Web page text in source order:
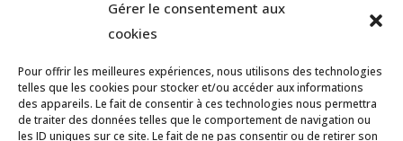
Gérer le consentement aux
cookies
Pour offrir les meilleures expériences, nous utilisons des technologies
telles que les cookies pour stocker et/ou accéder aux informations
des appareils. Le fait de consentir à ces technologies nous permettra
de traiter des données telles que le comportement de navigation ou
les ID uniques sur ce site. Le fait de ne pas consentir ou de retirer son
Reconnaissance au travail : Redonner
2 mars 2026